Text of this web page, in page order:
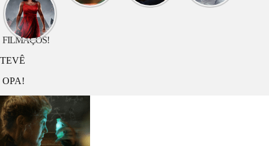
assistir
hoje? G20
FILMAÇOS!
TEVÊ
OPA!